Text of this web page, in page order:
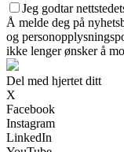
Jeg godtar
Å melde deg på
og
ikke lenger ønsker å
Del med hjertet ditt
X
Facebook
Instagram
LinkedIn